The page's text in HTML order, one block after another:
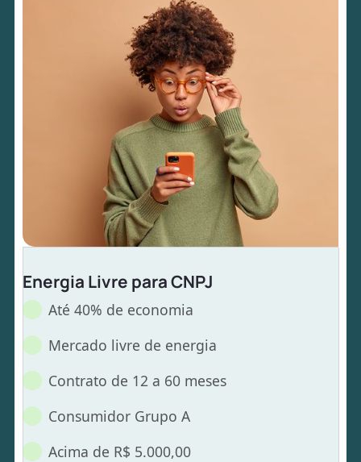
Energia Livre para CNPJ
Até 40% de economia
Mercado livre de energia
Contrato de 12 a 60 meses
Consumidor Grupo A
Acima de R$ 5.000,00